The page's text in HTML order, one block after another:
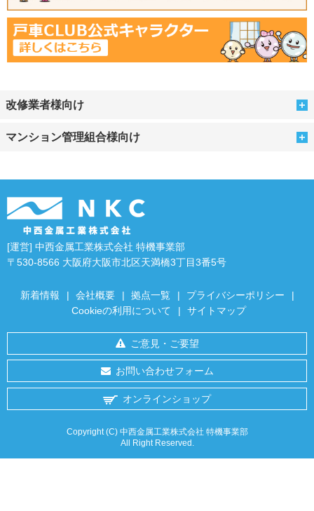
改修業者様向け
マンション管理組合様向け
[運営] 中西金属工業株式会社 特機事業部
〒530-8566 大阪府大阪市北区天満橋3丁目3番5号
新着情報 | 会社概要 | 拠点一覧 | プライバシーポリシー
|
Cookieの利用について
| サイトマップ
ご意見・ご要望
お問い合わせフォーム
オンラインショップ
Copyright (C) 中西金属工業株式会社 特機事業部
All Right Reserved.